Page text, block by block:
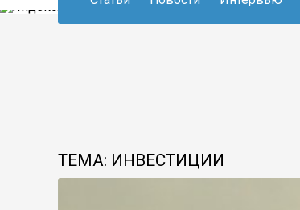
ТЕМА: ИНВЕСТИЦИИ